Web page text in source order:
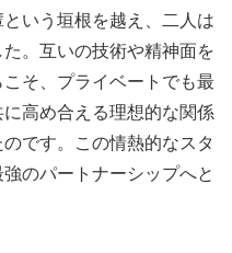
いう垣根を越え、二人は
。互いの技術や精神面を
そ、プライベートでも最
高め合える理想的な関係
です。この情熱的なスタ
のパートナーシップへと